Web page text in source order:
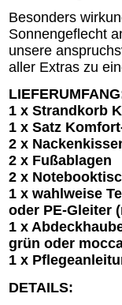
Besonders
Sonnengeflecht
unsere
aller Extras zu
1 x Strandkorb
1 x Satz
2 x
2 x Fußablagen
2 x
1 x wahlweise
oder PE-Gleiter
1 x
grün oder
1 x
DETAILS: